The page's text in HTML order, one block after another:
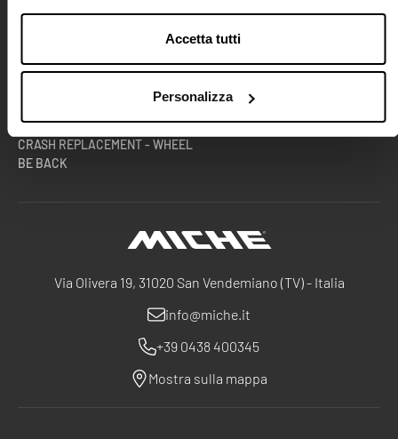
Accetta tutti
Personalizza
Via Olivera 19, 31020 San Vendemiano (TV) - Italia
info@miche.it
+39 0438 400345
Mostra sulla mappa
PUNTI VENDITA
SQUADRE E ATLETI
ESTENSIONE GARANZIA RUOTE
CRASH REPLACEMENT - WHEEL
BE BACK
DOCUMENTAZIONE TECNICA
AREA B2B